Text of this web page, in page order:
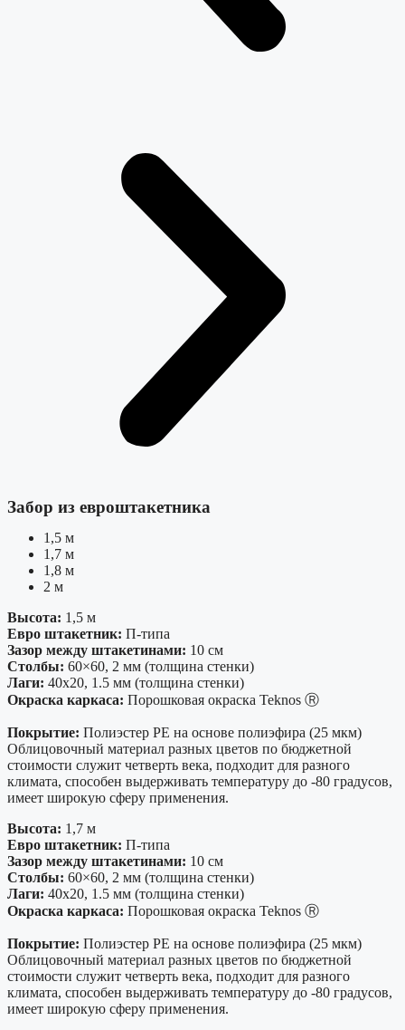
Забор из евроштакетника
1,5 м
1,7 м
1,8 м
2 м
Высота: 1,5 м
Евро штакетник: П-типа
Зазор между штакетинами: 10 см
Столбы: 60×60, 2 мм (толщина стенки)
Лаги: 40х20, 1.5 мм (толщина стенки)
Окраска каркаса: Порошковая окраска Teknos Ⓡ
Покрытие: Полиэстер PE на основе полиэфира (25 мкм)
Облицовочный материал разных цветов по бюджетной
стоимости служит четверть века, подходит для разного
климата, способен выдерживать температуру до -80 градусов,
имеет широкую сферу применения.
Высота: 1,7 м
Евро штакетник: П-типа
Зазор между штакетинами: 10 см
Столбы: 60×60, 2 мм (толщина стенки)
Лаги: 40х20, 1.5 мм (толщина стенки)
Окраска каркаса: Порошковая окраска Teknos Ⓡ
Покрытие: Полиэстер PE на основе полиэфира (25 мкм)
Облицовочный материал разных цветов по бюджетной
стоимости служит четверть века, подходит для разного
климата, способен выдерживать температуру до -80 градусов,
имеет широкую сферу применения.